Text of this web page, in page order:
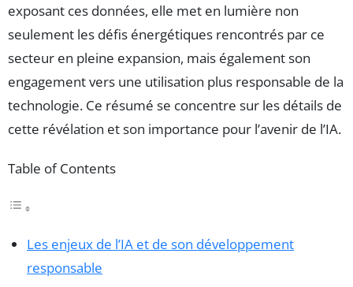
exposant ces données, elle met en lumière non
seulement les défis énergétiques rencontrés par ce
secteur en pleine expansion, mais également son
engagement vers une utilisation plus responsable de la
technologie. Ce résumé se concentre sur les détails de
cette révélation et son importance pour l’avenir de l’IA.
Table of Contents
Les enjeux de l’IA et de son développement
responsable